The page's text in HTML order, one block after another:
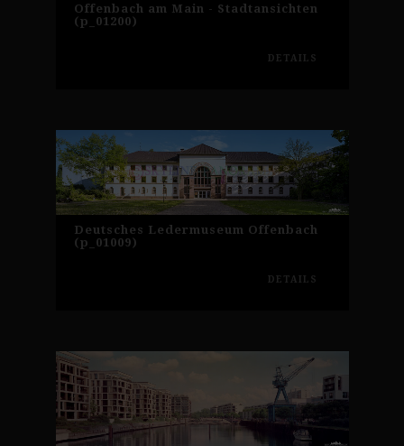
Offenbach am Main - Stadtansichten
(p_01200)
DETAILS
Deutsches Ledermuseum Offenbach
(p_01009)
DETAILS